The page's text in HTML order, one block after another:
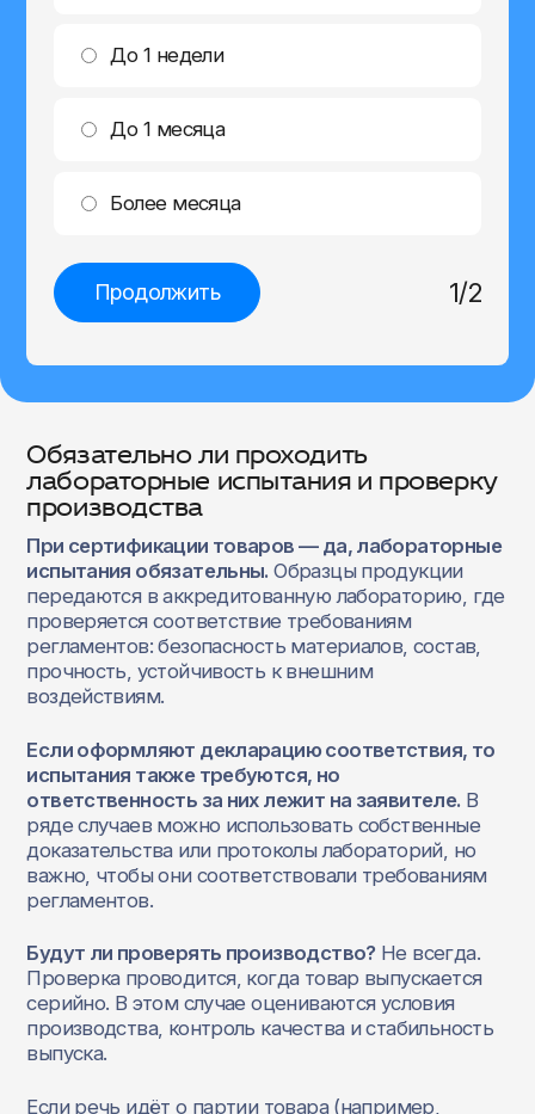
До 1 недели
До 1 месяца
Более месяца
Продолжить 1/2
Обязательно ли проходить
лабораторные испытания и проверку
производства
При сертификации товаров — да, лабораторные
испытания обязательны. Образцы продукции
передаются в аккредитованную лабораторию, где
проверяется соответствие требованиям
регламентов: безопасность материалов, состав,
прочность, устойчивость к внешним
воздействиям.
Если оформляют декларацию соответствия, то
испытания также требуются, но
ответственность за них лежит на заявителе. В
ряде случаев можно использовать собственные
доказательства или протоколы лабораторий, но
важно, чтобы они соответствовали требованиям
регламентов.
Будут ли проверять производство? Не всегда.
Проверка проводится, когда товар выпускается
серийно. В этом случае оцениваются условия
производства, контроль качества и стабильность
выпуска.
Если речь идёт о партии товара (например,